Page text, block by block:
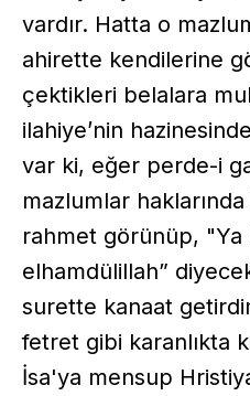
vardır. Hatta o
ahirette kendilerine
çektikleri belalara
ilahiye’nin
var ki, eğer perde-i
mazlumlar
rahmet görünüp, "Ya
elhamdülillah”
surette kanaat
fetret gibi karanlıkta
İsa'ya mensup